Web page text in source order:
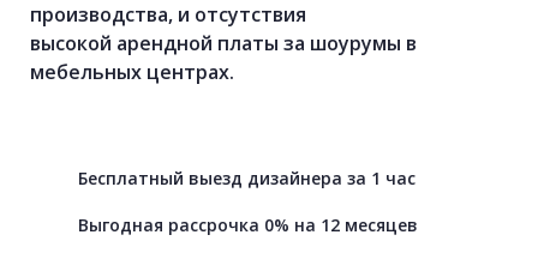
производства, и отсутствия
высокой арендной платы за шоурумы в
мебельных центрах.
Бесплатный выезд дизайнера за 1 час
Выгодная рассрочка 0% на 12 месяцев